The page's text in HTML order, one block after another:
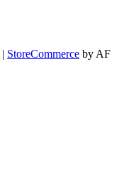
StoreCommerce by AF